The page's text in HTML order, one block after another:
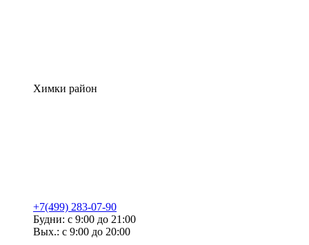
Химки район
+7(499) 283-07-90
Будни: с 9:00 до 21:00
Вых.: с 9:00 до 20:00